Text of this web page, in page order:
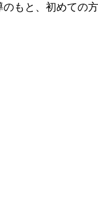
のもと、初めての